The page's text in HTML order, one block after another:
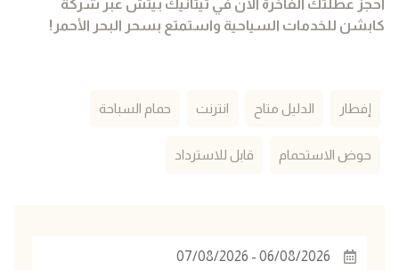
احجز عطلتك الفاخرة الآن في تيتانيك بيتش عبر شركة
كابشن للخدمات السياحية واستمتع بسحر البحر الأحمر!
إفطار الدليل متاح انترنت حمام السباحة
حوض الاستحمام قابل للاسترداد